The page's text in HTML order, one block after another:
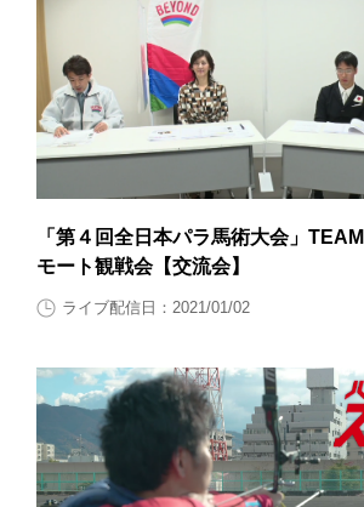
「第４回全日本パラ馬術大会」
モート観戦会【交流会】
ライブ配信日：2021/01/02